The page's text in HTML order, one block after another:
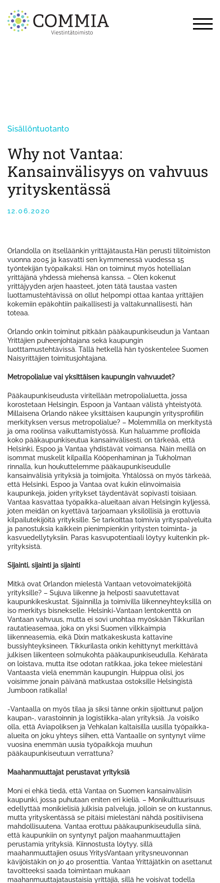
content
Sisällöntuotanto
Why not Vantaa:
Kansainvälisyys on vahvuus
yrityskentässä
12.06.2020
Orlandolla on itselläänkin yrittäjätausta.Hän perusti tilitoimiston
vuonna 2005 ja kasvatti sen kymmenessä vuodessa 15
työntekijän työpaikaksi. Hän on toiminut myös hotellialan
yrittäjänä yhdessä miehensä kanssa. – Olen kokenut
yrittäjyyden arjen haasteet, joten tätä taustaa vasten
luottamustehtävissä on ollut helpompi ottaa kantaa yrittäjien
kokemiin epäkohtiin paikallisesti ja valtakunnallisesti, hän
toteaa.
Orlando onkin toiminut pitkään pääkaupunkiseudun ja Vantaan
Yrittäjien puheenjohtajana sekä kaupungin
luotttamustehtävissä. Tällä hetkellä hän työskentelee Suomen
Naisyrittäjien toimitusjohtajana.
Metropolialue vai yksittäisen kaupungin vahvuudet?
Pääkaupunkiseudusta viritellään metropolialuetta, jossa
korostetaan Helsingin, Espoon ja Vantaan välistä yhteistyötä.
Millaisena Orlando näkee yksittäisen kaupungin yritysprofiilin
merkityksen versus metropolialue? – Molemmilla on merkitystä
ja oma roolinsa vaikuttamistyössä. Kun haluamme profiloida
koko pääkaupunkiseutua kansainvälisesti, on tärkeää, että
Helsinki, Espoo ja Vantaa yhdistävät voimansa. Näin meillä on
isommat muskelit kilpailla Kööpenhaminan ja Tukholman
rinnalla, kun houkuttelemme pääkaupunkiseudulle
kansainvälisiä yrityksiä ja toimijoita. Yhtälössä on myös tärkeää,
että Helsinki, Espoo ja Vantaa ovat kukin elinvoimaisia
kaupunkeja, joiden yritykset täydentävät sopivasti toisiaan.
Vantaa kasvattaa työpaikka-alueitaan aivan Helsingin kyljessä,
joten meidän on kyettävä tarjoamaan yksilöllisiä ja erottuvia
kilpailutekijöitä yrityksille. Se tarkoittaa toimivia yrityspalveluita
ja panostuksia kaikkein pienimpienkin yritysten toiminta- ja
kasvuedellytyksiin. Paras kasvupotentiaali löytyy kuitenkin pk-
yrityksistä.
Sijainti, sijainti ja sijainti
Mitkä ovat Orlandon mielestä Vantaan vetovoimatekijöitä
yrityksille? – Sujuva liikenne ja helposti saavutettavat
kaupunkikeskustat. Sijainnilla ja toimivilla liikenneyhteyksillä on
iso merkitys bisnekselle. Helsinki-Vantaan lentokenttä on
Vantaan vahvuus, mutta ei sovi unohtaa myöskään Tikkurilan
rautatieasemaa, joka on yksi Suomen vilkkaimpia
liikenneasemia, eikä Dixin matkakeskusta kattavine
bussiyhteyksineen. Tikkurilasta onkin kehittynyt merkittävä
julkisen liikenteen solmukohta pääkaupunkiseudulla. Kehärata
on loistava, mutta itse odotan ratikkaa, joka tekee mielestäni
Vantaasta vielä enemmän kaupungin. Huippua olisi, jos
voisimme jonain päivänä matkustaa ostoksille Helsingistä
Jumboon ratikalla!
-Vantaalla on myös tilaa ja siksi tänne onkin sijoittunut paljon
kaupan-, varastoinnin ja logistiikka-alan yrityksiä. Ja voisiko
olla, että Aviapoliksen ja Vehkalan kaltaisilla uusilla työpaikka-
alueita on joku yhteys siihen, että Vantaalle on syntynyt viime
vuosina enemmän uusia työpaikkoja muuhun
pääkaupunkiseutuun verrattuna?
Maahanmuuttajat perustavat yrityksiä
Moni ei ehkä tiedä, että Vantaa on Suomen kansainvälisin
kaupunki, jossa puhutaan eniten eri kieliä. – Monikulttuurisuus
edellyttää monikielisiä julkisia palveluja, jolloin se on kustannus,
mutta yrityskentässä se pitäisi mielestäni nähdä positiivisena
mahdollisuutena. Vantaa erottuu pääkaupunkiseudulla siinä,
että kaupunkiin on syntynyt paljon maahanmuuttajien
perustamia yrityksiä. Kiinnostusta löytyy, sillä
maahanmuuttajien osuus YritysVantaan yritysneuvonnan
kävijöistäkin on jo 40 prosenttia. Vantaa Yrittäjätkin on asettanut
tavoitteeksi saada toimintaan mukaan
maahanmuuttajataustaisia yrittäjiä, sillä he voisivat todella